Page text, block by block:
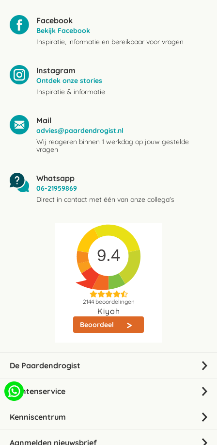
Facebook
Bekijk Facebook
Inspiratie, informatie en bereikbaar voor vragen
Instagram
Ontdek onze stories
Inspiratie & informatie
Mail
advies@paardendrogist.nl
Wij reageren binnen 1 werkdag op jouw gestelde
vragen
Whatsapp
06-21959869
Direct in contact met één van onze collega's
9.4
2144beoordelingen
Kiyoh
Beoordeel
De Paardendrogist
Klantenservice
Kenniscentrum
Aanmelden nieuwsbrief